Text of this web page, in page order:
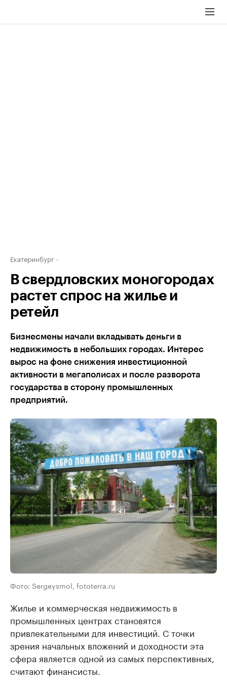
Екатеринбург
В свердловских моногородах
растет спрос на жилье и
ретейл
Бизнесмены начали вкладывать деньги в
недвижимость в небольших городах. Интерес
вырос на фоне снижения инвестиционной
активности в мегаполисах и после разворота
государства в сторону промышленных
предприятий.
Фото: Sergeysmol, fototerra.ru
Жилье и коммерческая недвижимость в
промышленных центрах становятся
привлекательными для инвестиций. С точки
зрения начальных вложений и доходности эта
сфера является одной из самых перспективных,
считают финансисты.